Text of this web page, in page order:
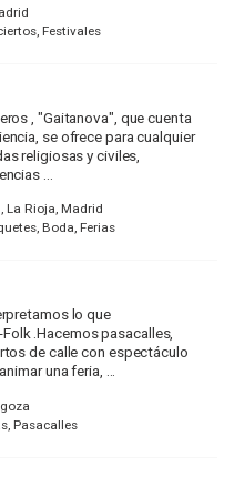
Festivales
, "Gaitanova", que cuenta
se ofrece para cualquier
religiosas y civiles,
...
La Rioja, Madrid
Boda, Ferias
lo que
.Hacemos pasacalles,
de calle con espectáculo
una feria, ...
Pasacalles